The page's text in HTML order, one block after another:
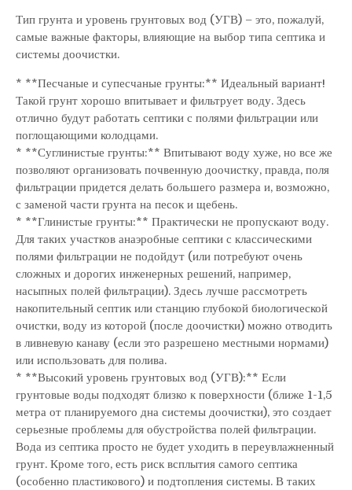
Тип грунта и уровень грунтовых вод (УГВ) – это, пожалуй,
самые важные факторы, влияющие на выбор типа септика и
системы доочистки.
* **Песчаные и супесчаные грунты:** Идеальный вариант!
Такой грунт хорошо впитывает и фильтрует воду. Здесь
отлично будут работать септики с полями фильтрации или
поглощающими колодцами.
* **Суглинистые грунты:** Впитывают воду хуже, но все же
позволяют организовать почвенную доочистку, правда, поля
фильтрации придется делать большего размера и, возможно,
с заменой части грунта на песок и щебень.
* **Глинистые грунты:** Практически не пропускают воду.
Для таких участков анаэробные септики с классическими
полями фильтрации не подойдут (или потребуют очень
сложных и дорогих инженерных решений, например,
насыпных полей фильтрации). Здесь лучше рассмотреть
накопительный септик или станцию глубокой биологической
очистки, воду из которой (после доочистки) можно отводить
в ливневую канаву (если это разрешено местными нормами)
или использовать для полива.
* **Высокий уровень грунтовых вод (УГВ):** Если
грунтовые воды подходят близко к поверхности (ближе 1-1,5
метра от планируемого дна системы доочистки), это создает
серьезные проблемы для обустройства полей фильтрации.
Вода из септика просто не будет уходить в переувлажненный
грунт. Кроме того, есть риск всплытия самого септика
(особенно пластикового) и подтопления системы. В таких